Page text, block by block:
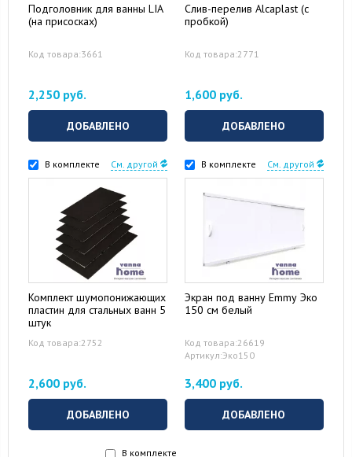
Подголовник для ванны LIA
(на присосках)
Код товара:3661
2,250 руб.
ДОБАВЛЕНО
Слив-перелив Alcaplast (с
пробкой)
Код товара:2771
1,600 руб.
ДОБАВЛЕНО
В комплекте См. другой
Комплект шумопонижающих
пластин для стальных ванн 5
штук
Код товара:2752
2,600 руб.
ДОБАВЛЕНО
В комплекте См. другой
Экран под ванну Emmy Эко
150 см белый
Код товара:26619
Артикул:Эко150
3,400 руб.
ДОБАВЛЕНО
В комплекте